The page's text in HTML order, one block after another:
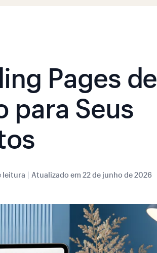
Pages de
para Seus
leitura | Atualizado em 22 de junho de 2026